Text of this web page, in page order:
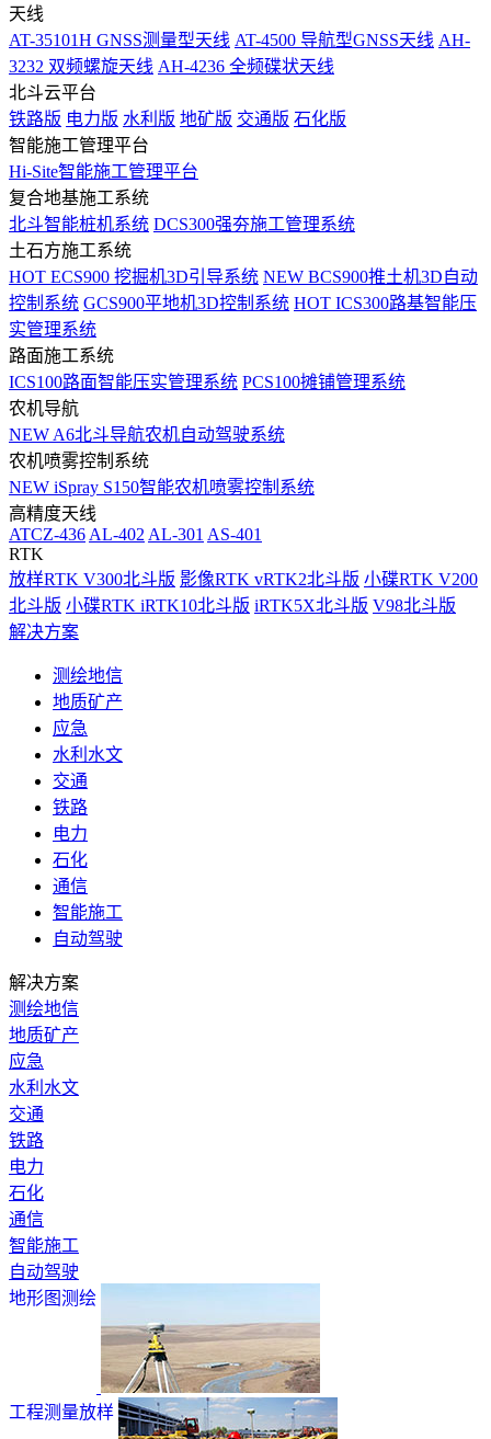
天线
AT-35101H GNSS测量型天线 AT-4500 导航型GNSS天线 AH-
3232 双频螺旋天线 AH-4236 全频碟状天线
北斗云平台
铁路版 电力版 水利版 地矿版 交通版 石化版
智能施工管理平台
Hi-Site智能施工管理平台
复合地基施工系统
北斗智能桩机系统 DCS300强夯施工管理系统
土石方施工系统
HOT ECS900 挖掘机3D引导系统 NEW BCS900推土机3D自动
控制系统 GCS900平地机3D控制系统 HOT ICS300路基智能压
实管理系统
路面施工系统
ICS100路面智能压实管理系统 PCS100摊铺管理系统
农机导航
NEW A6北斗导航农机自动驾驶系统
农机喷雾控制系统
NEW iSpray S150智能农机喷雾控制系统
高精度天线
ATCZ-436 AL-402 AL-301 AS-401
RTK
放样RTK V300北斗版 影像RTK vRTK2北斗版 小碟RTK V200
北斗版 小碟RTK iRTK10北斗版 iRTK5X北斗版 V98北斗版
解决方案
测绘地信
地质矿产
应急
水利水文
交通
铁路
电力
石化
通信
智能施工
自动驾驶
解决方案
测绘地信
地质矿产
应急
水利水文
交通
铁路
电力
石化
通信
智能施工
自动驾驶
地形图测绘
工程测量放样